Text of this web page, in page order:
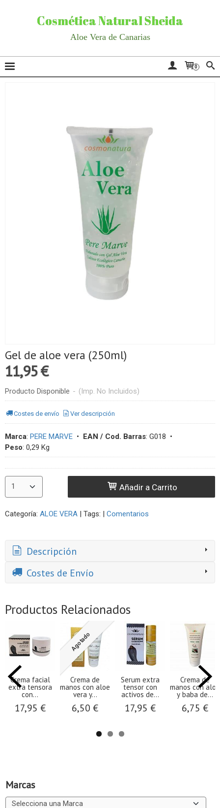
Cosmética Natural Sheida
Aloe Vera de Canarias
0
Marcas
Gel de aloe vera (250ml)
11,95 €
Producto Disponible - (Imp. No Incluidos)
Costes de envío Ver descripción
Marca: PERE MARVE • EAN / Cod. Barras: G018 •
Peso: 0,29 Kg
Añadir a Carrito
Categoría: ALOE VERA | Tags: | Comentarios
Descripción
Costes de Envío
Productos Relacionados
Crema facial
extra tensora
con...
17,95 €
Agotado
Crema de
manos con aloe
vera y...
6,50 €
Serum extra
tensor con
activos de...
17,95 €
Crema de
manos con aloe
y baba de...
6,75 €